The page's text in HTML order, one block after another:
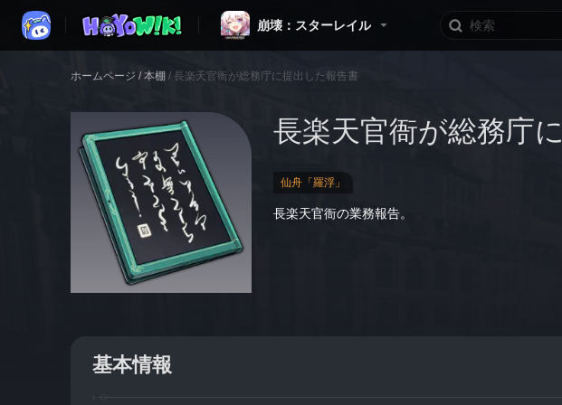
崩壊：スターレイル
ホームページ / 本棚 / 長楽天官衙が総務庁に提出した報告書
長楽天官衙が総務庁
仙舟「羅浮」
長楽天官衙の業務報告。
基本情報